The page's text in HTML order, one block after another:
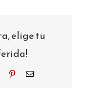
elige tu
WhatsApp
PinterestCorreo